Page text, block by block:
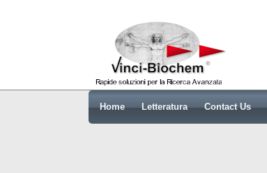
Home Letteratura Contact Us